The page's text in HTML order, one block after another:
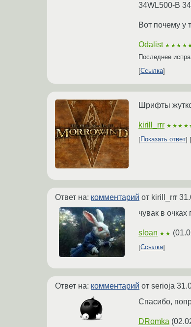
34WL500-B
Вот почему у
Odalist
Последнее
Ссылка
Шрифты
kirill_rrr
Показать ответ
Ответ на: комментарий от kirill_rrr
чувак в очках
sloan ★★ (
Ссылка
Ответ на: комментарий от serioja
Спасибо,
DRomka (